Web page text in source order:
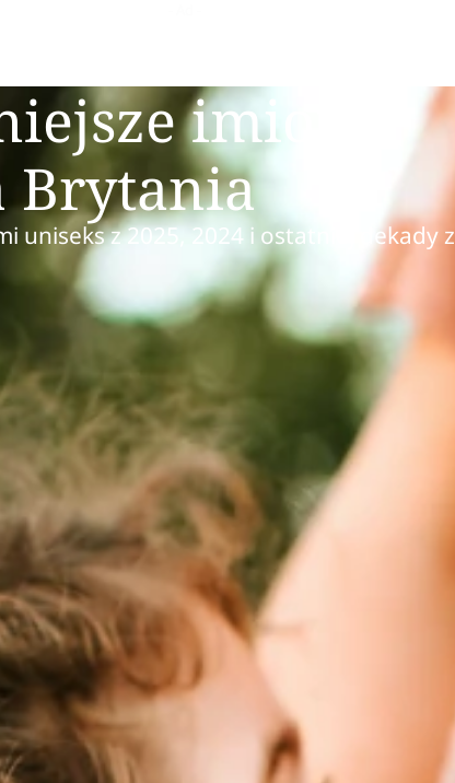
imiona
Brytania
uniseks z 2025, 2024 i ostatniej dekady z